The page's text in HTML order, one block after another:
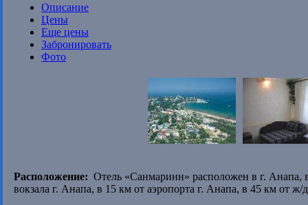
Описание
Цены
Еще цены
Забронировать
Фото
Расположение: Отель «Санмаринн» расположен в г. Анапа,
вокзала г. Анапа, в 15 км от аэропорта г. Анапа, в 45 км от ж/